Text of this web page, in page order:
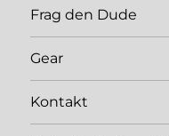
Frag den Dude
Gear
Kontakt